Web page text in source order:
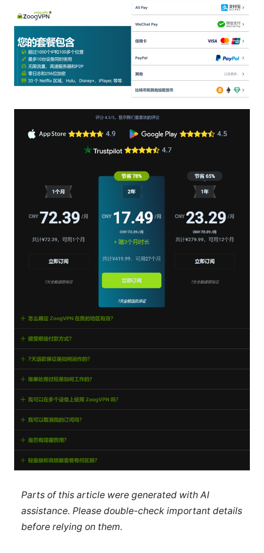
Parts of this article were generated with AI
assistance. Please double-check important details
before relying on them.